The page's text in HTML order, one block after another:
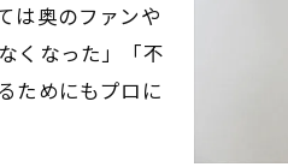
は奥のファンや
くなった」「不
ためにもプロに